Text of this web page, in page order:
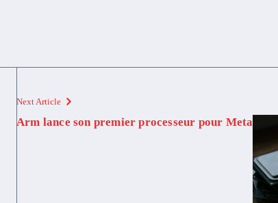
Next Article
Arm lance son premier processeur pour Meta